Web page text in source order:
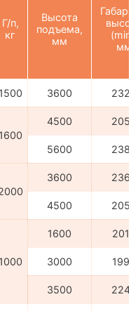
Г/п,
кг
Высота
подъема,
мм
(min),
мм
1500 3600 2327
1600
4500 2054
5600 2386
3600 2362
4500 2054
1000
1600 2014
3000 1995
3500 2245